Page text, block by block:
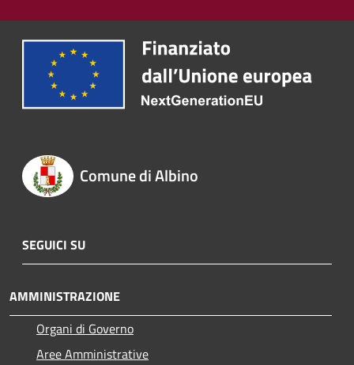
Comune di Albino
SEGUICI SU
AMMINISTRAZIONE
Organi di Governo
Aree Amministrative